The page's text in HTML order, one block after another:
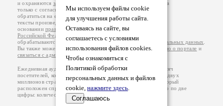
Мы используем файлы cookie
для улучшения работы сайта.
Оставаясь на сайте, вы
соглашаетесь с условиями
использования файлов cookies.
Чтобы ознакомиться с
Политикой обработки
персональных данных и файлов
cookie, нажмите здесь.
Соглашаюсь
и охраняются законом
. Перепечатка произведений возможна
только с согласия его автора, к которому вы можете
обратиться на его авторской странице. Ответственность за
тексты произведений авторы несут самостоятельно на
основанииправил публикацииизаконодательства
Российской Федерации
обрабатываются на основанииПолитики обработки персональных данных
Вы также можете посмотреть более подробнуюинформацию о портале и
связаться с администрацией
Ежедневная аудитория портала Стихи.ру – порядка 200 тысяч
посетителей, которые в общей сумме просматривают более двух
миллионов страниц по данным счетчика посещаемости, который
расположен справа от этого текста. В каждой графе указано по две
цифры: количество просмотров и количество посетителей.